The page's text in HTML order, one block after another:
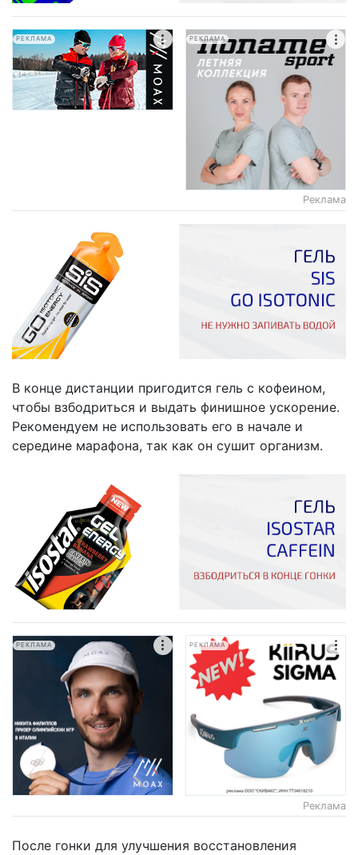
РЕКЛАМА РЕКЛАМА
Реклама
В конце дистанции пригодится гель с кофеином,
чтобы взбодриться и выдать финишное ускорение.
Рекомендуем не использовать его в начале и
середине марафона, так как он сушит организм.
РЕКЛАМА РЕКЛАМА
Реклама
После гонки для улучшения восстановления